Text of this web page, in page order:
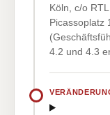
Köln, c/o
Picassoplatz
4.2 und 4.3